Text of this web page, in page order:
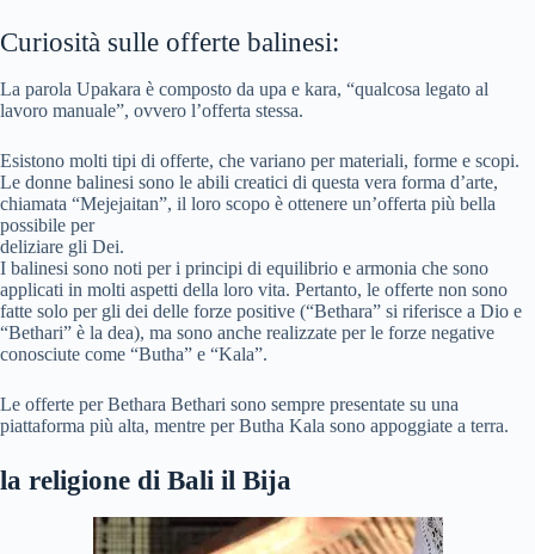
Curiosità sulle offerte balinesi:
La parola Upakara è composto da upa e kara, “qualcosa legato al
lavoro manuale”, ovvero l’offerta stessa.
Esistono molti tipi di offerte, che variano per materiali, forme e scopi.
Le donne balinesi sono le abili creatici di questa vera forma d’arte,
chiamata “Mejejaitan”, il loro scopo è ottenere un’offerta più bella
possibile per
deliziare gli Dei.
I balinesi sono noti per i principi di equilibrio e armonia che sono
applicati in molti aspetti della loro vita. Pertanto, le offerte non sono
fatte solo per gli dei delle forze positive (“Bethara” si riferisce a Dio e
“Bethari” è la dea), ma sono anche realizzate per le forze negative
conosciute come “Butha” e “Kala”.
Le offerte per Bethara Bethari sono sempre presentate su una
piattaforma più alta, mentre per Butha Kala sono appoggiate a terra.
la religione di Bali il Bija